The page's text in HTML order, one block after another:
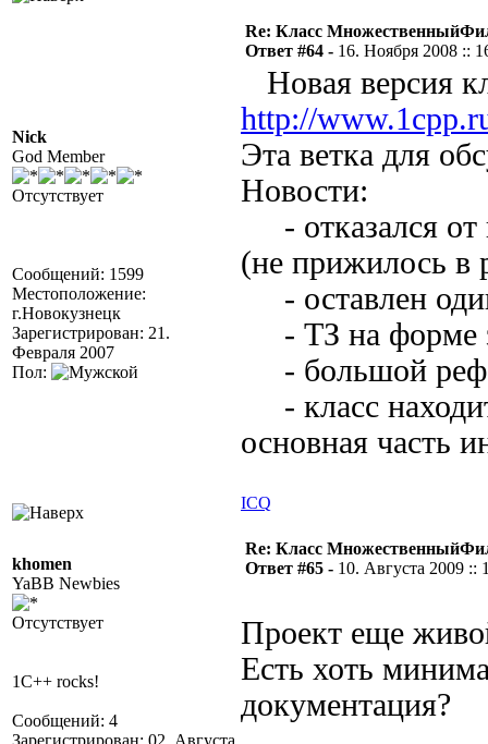
Nick
God Member
Отсутствует
Сообщений: 1599
Местоположение:
г.Новокузнецк
Зарегистрирован: 21.
Февраля 2007
Пол:
Re: Класс
Ответ #64 - 16. Ноября 2008 ::
Новая версия
http://
Эта ветка для
- отказался от
(не прижилось в
- оставлен
- ТЗ на форме
- большой
- класс
основная часть
ICQ
khomen
YaBB Newbies
Отсутствует
1C++ rocks!
Сообщений: 4
Зарегистрирован: 02. Августа
Re: Класс
Ответ #65 - 10. Августа 2009 ::
Проект еще
Есть хоть
документация?